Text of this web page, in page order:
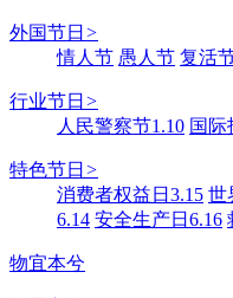
外国节日 >
情人节 愚人节 复活
行业节日 >
人民警察节1.10 国际
特色节日 >
消费者权益日3.15 世
6.14 安全生产日6.16
物宜本兮